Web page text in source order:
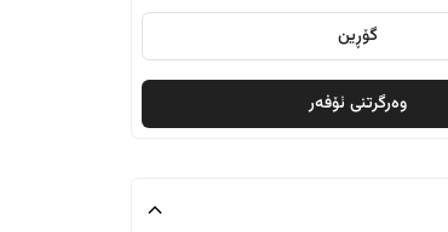
گۆڕین
وەرگرتنی ئۆفەر